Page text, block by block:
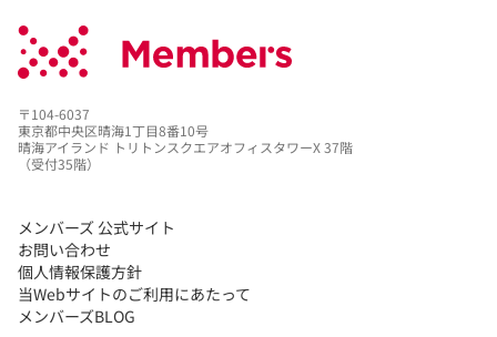
〒104-6037
東京都中央区晴海1丁目8番10号
晴海アイランド トリトンスクエアオフィスタワーX 37階
（受付35階）
メンバーズ 公式サイト
お問い合わせ
個人情報保護方針
当Webサイトのご利用にあたって
メンバーズBLOG